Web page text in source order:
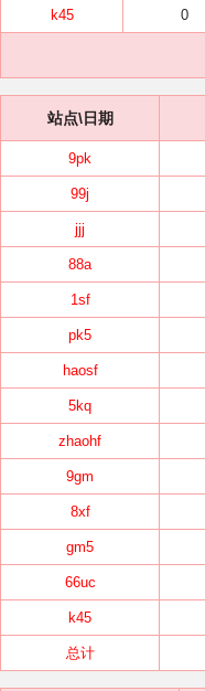
k45 0
站点\日期
9pk
99j
jjj
88a
1sf
pk5
haosf
5kq
zhaohf
9gm
8xf
gm5
66uc
k45
总计